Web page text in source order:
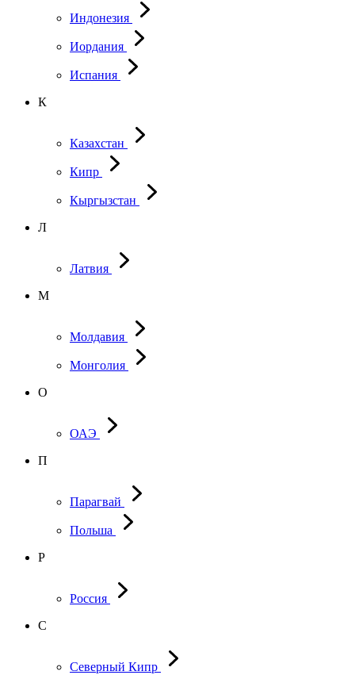
Индонезия
Иордания
Испания
К
Казахстан
Кипр
Кыргызстан
Л
Латвия
М
Молдавия
Монголия
О
ОАЭ
П
Парагвай
Польша
Р
Россия
С
Северный Кипр